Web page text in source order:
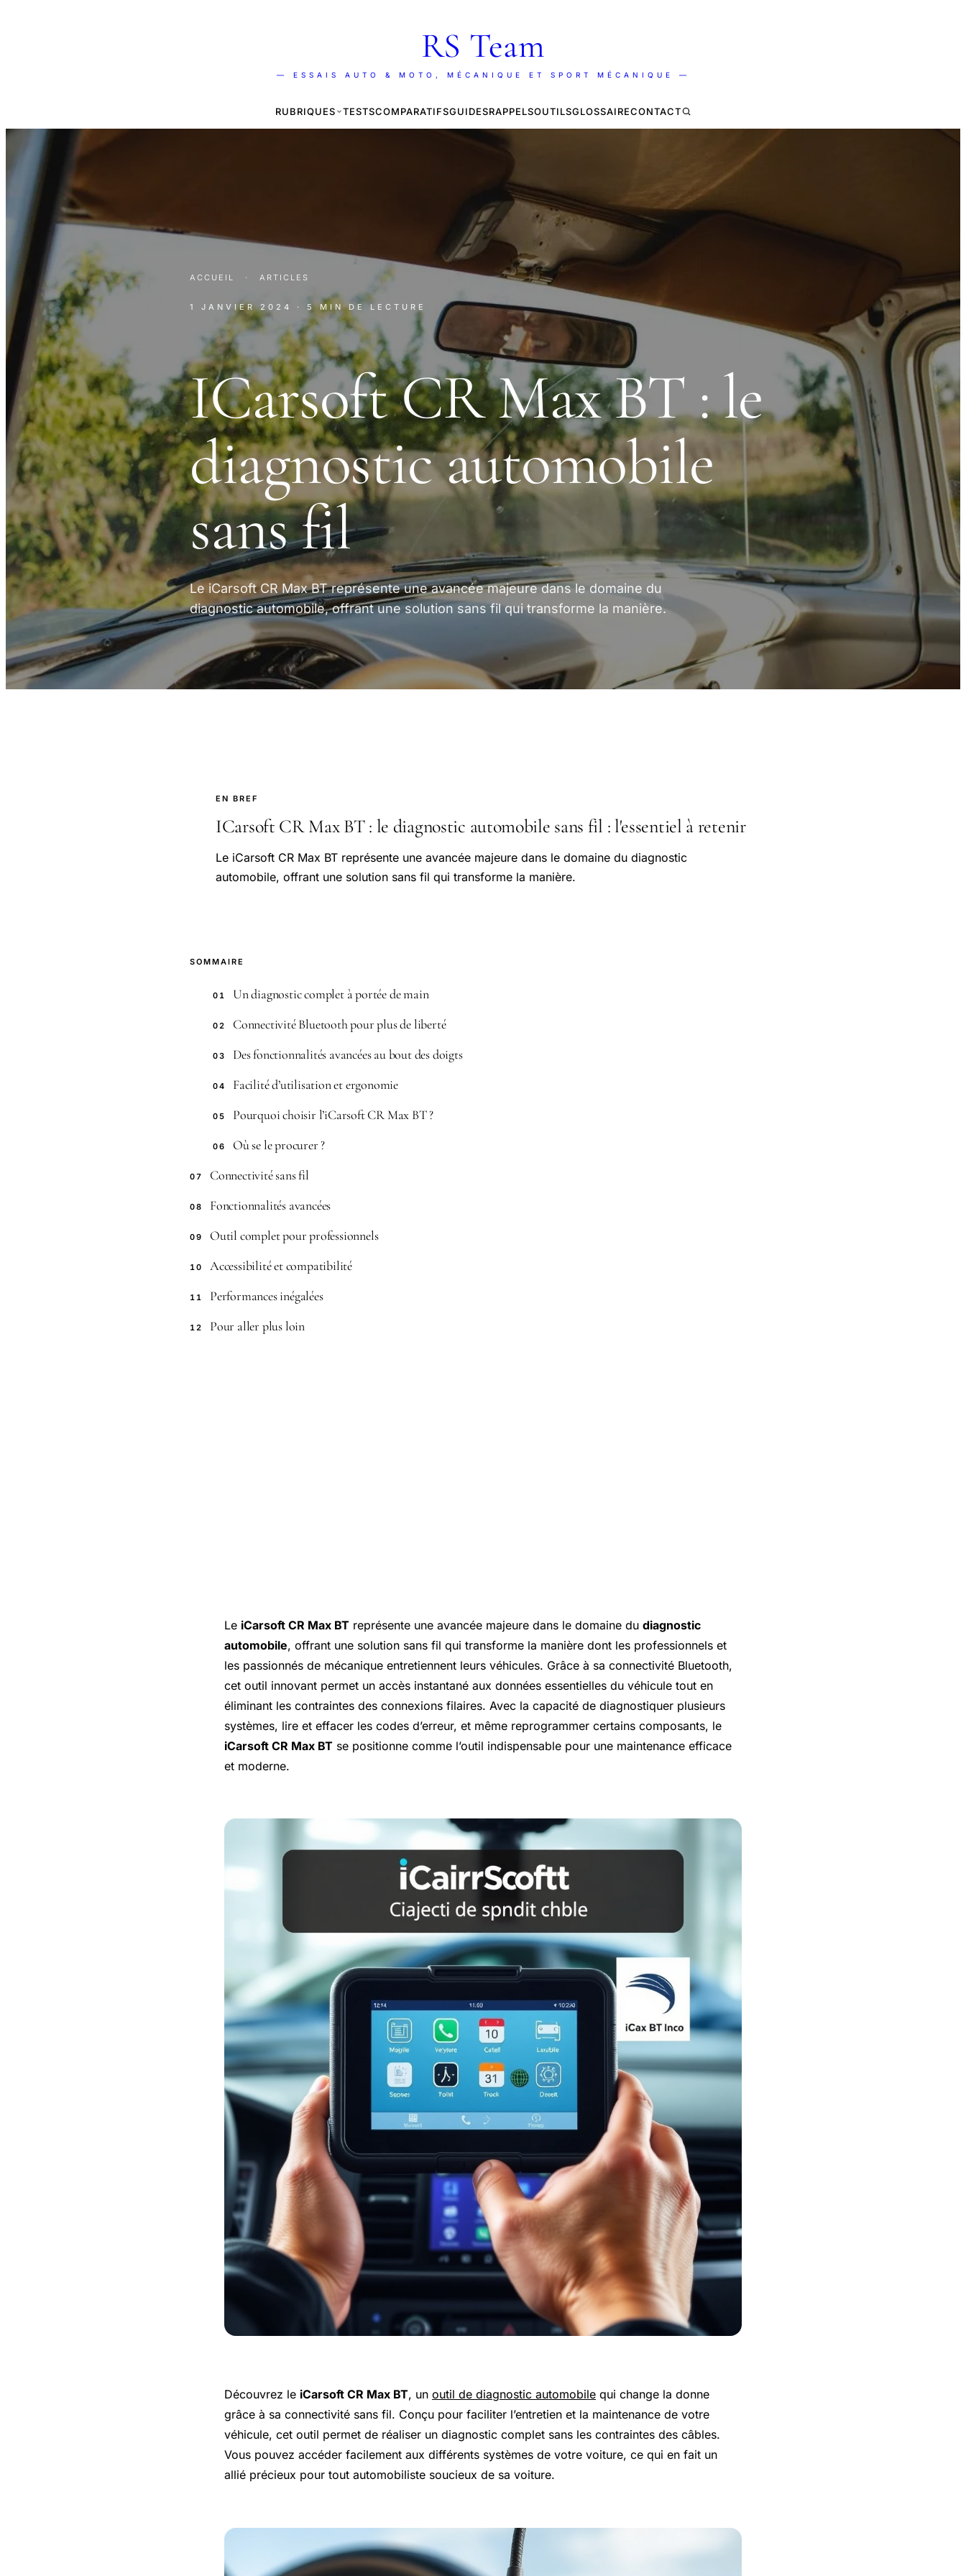
RS Team
— ESSAIS AUTO & MOTO, MÉCANIQUE ET SPORT MÉCANIQUE —
RUBRIQUES TESTSCOMPARATIFSGUIDESRAPPELSOUTILSGLOSSAIRECONTACT
ACCUEIL · ARTICLES
1 JANVIER 2024 · 5 MIN DE LECTURE
ICarsoft CR Max BT : le
diagnostic automobile
sans fil
Le iCarsoft CR Max BT représente une avancée majeure dans le domaine du
diagnostic automobile, offrant une solution sans fil qui transforme la manière.
EN BREF
ICarsoft CR Max BT : le diagnostic automobile sans fil : l'essentiel à retenir
Le iCarsoft CR Max BT représente une avancée majeure dans le domaine du diagnostic
automobile, offrant une solution sans fil qui transforme la manière.
SOMMAIRE
01 Un diagnostic complet à portée de main
02 Connectivité Bluetooth pour plus de liberté
03 Des fonctionnalités avancées au bout des doigts
04 Facilité d’utilisation et ergonomie
05 Pourquoi choisir l’iCarsoft CR Max BT ?
06 Où se le procurer ?
07 Connectivité sans fil
08 Fonctionnalités avancées
09 Outil complet pour professionnels
10 Accessibilité et compatibilité
11 Performances inégalées
12 Pour aller plus loin
Le iCarsoft CR Max BT représente une avancée majeure dans le domaine du diagnostic
automobile, offrant une solution sans fil qui transforme la manière dont les professionnels et
les passionnés de mécanique entretiennent leurs véhicules. Grâce à sa connectivité Bluetooth,
cet outil innovant permet un accès instantané aux données essentielles du véhicule tout en
éliminant les contraintes des connexions filaires. Avec la capacité de diagnostiquer plusieurs
systèmes, lire et effacer les codes d’erreur, et même reprogrammer certains composants, le
iCarsoft CR Max BT se positionne comme l’outil indispensable pour une maintenance efficace
et moderne.
Découvrez le iCarsoft CR Max BT, un outil de diagnostic automobile qui change la donne
grâce à sa connectivité sans fil. Conçu pour faciliter l’entretien et la maintenance de votre
véhicule, cet outil permet de réaliser un diagnostic complet sans les contraintes des câbles.
Vous pouvez accéder facilement aux différents systèmes de votre voiture, ce qui en fait un
allié précieux pour tout automobiliste soucieux de sa voiture.